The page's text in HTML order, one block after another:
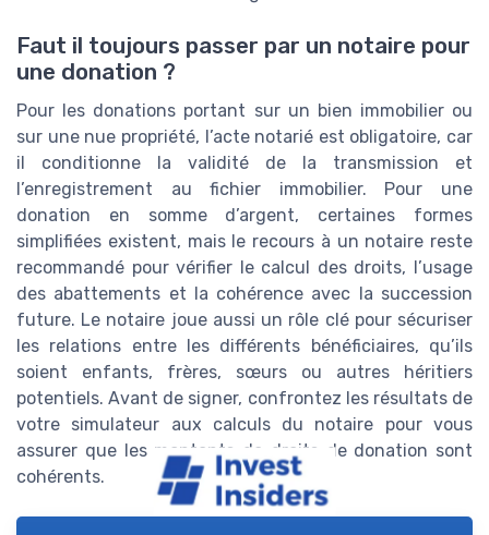
Faut il toujours passer par un notaire pour
une donation ?
Pour les donations portant sur un bien immobilier ou
sur une nue propriété, l’acte notarié est obligatoire, car
il conditionne la validité de la transmission et
l’enregistrement au fichier immobilier. Pour une
donation en somme d’argent, certaines formes
simplifiées existent, mais le recours à un notaire reste
recommandé pour vérifier le calcul des droits, l’usage
des abattements et la cohérence avec la succession
future. Le notaire joue aussi un rôle clé pour sécuriser
les relations entre les différents bénéficiaires, qu’ils
soient enfants, frères, sœurs ou autres héritiers
potentiels. Avant de signer, confrontez les résultats de
votre simulateur aux calculs du notaire pour vous
assurer que les montants de droits de donation sont
cohérents.